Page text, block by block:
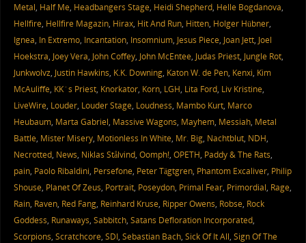
Metal, Half Me, Headbangers Stage, Heidi Shepherd, Helle Bogdanova,
Hellfire, Hellfire Magazin, Hirax, Hit And Run, Hitten, Holger Hübner,
Ignea, In Extremo, Incantation, Insomnium, Jesus Piece, Joan Jett, Joel
Hoekstra, Joey Vera, John Coffey, John McEntee, Judas Priest, Jungle Rot,
Junkwolvz, Justin Hawkins, K.K. Downing, Katon W. de Pen, Kenxi, Kim
McAuliffe, KK´s Priest, Knorkator, Korn, LGH, Lita Ford, Liv Kristine,
LiveWire, Louder, Louder Stage, Loudness, Mambo Kurt, Marco
Heubaum, Marta Gabriel, Massive Wagons, Mayhem, Messiah, Metal
Battle, Mister Misery, Motionless In White, Mr. Big, Nachtblut, NDH,
Necrotted, News, Niklas Stålvind, Oomph!, OPETH, Paddy & The Rats,
pain, Paolo Ribaldini, Persefone, Peter Tägtgren, Phantom Excaliver, Philip
Shouse, Planet Of Zeus, Portrait, Poseydon, Primal Fear, Primordial, Rage,
Rain, Raven, Red Fang, Reinhard Kruse, Ripper Owens, Robse, Rock
Goddess, Runaways, Sabbitch, Satans Defloration Incorporated,
Scorpions, Scratchcore, SDI, Sebastian Bach, Sick Of It All, Sign Of The